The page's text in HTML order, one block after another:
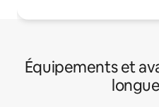
Équipements et